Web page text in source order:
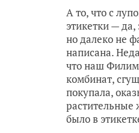
А то, что с
этикетки — да,
но далеко не
написана.
что наш
комбинат,
покупала,
растительные
было в